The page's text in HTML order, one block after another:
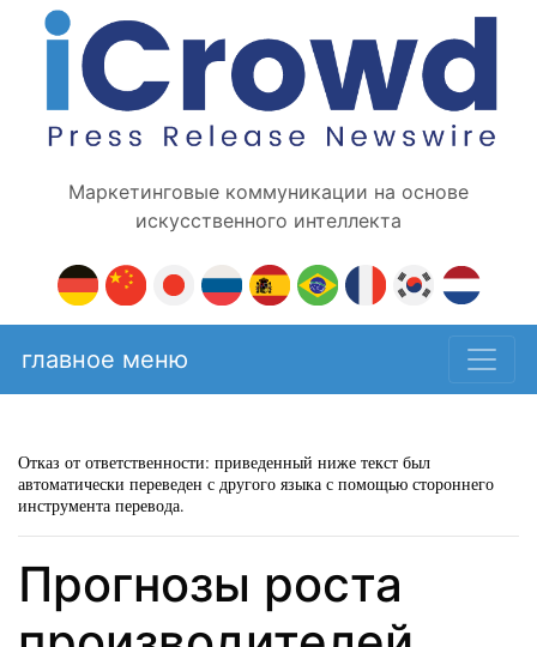
Маркетинговые коммуникации на основе
искусственного интеллекта
главное меню
Отказ от ответственности: приведенный ниже текст был
автоматически переведен с другого языка с помощью стороннего
инструмента перевода.
Прогнозы роста